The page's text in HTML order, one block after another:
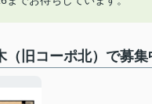
（旧コーポ北）で募集